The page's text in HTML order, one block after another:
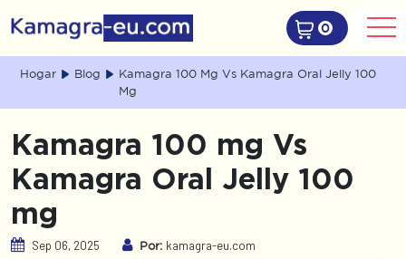
0
Hogar Blog
Kamagra 100 Mg Vs Kamagra Oral Jelly 100
Mg
Kamagra 100 mg Vs
Kamagra Oral Jelly 100
mg
Sep 06, 2025 Por: kamagra-eu.com